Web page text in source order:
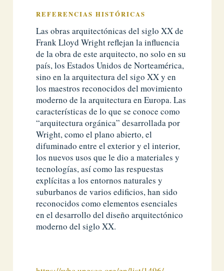
REFERENCIAS HISTÓRICAS
Las obras arquitectónicas del siglo XX de
Frank Lloyd Wright reflejan la influencia
de la obra de este arquitecto, no solo en su
país, los Estados Unidos de Norteamérica,
sino en la arquitectura del sigo XX y en
los maestros reconocidos del movimiento
moderno de la arquitectura en Europa. Las
características de lo que se conoce como
“arquitectura orgánica” desarrollada por
Wright, como el plano abierto, el
difuminado entre el exterior y el interior,
los nuevos usos que le dio a materiales y
tecnologías, así como las respuestas
explícitas a los entornos naturales y
suburbanos de varios edificios, han sido
reconocidos como elementos esenciales
en el desarrollo del diseño arquitectónico
moderno del siglo XX.